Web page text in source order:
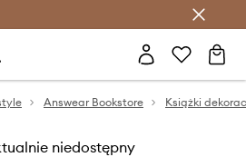
z Answear Club >
Answear Bookstore Książki
niedostępny